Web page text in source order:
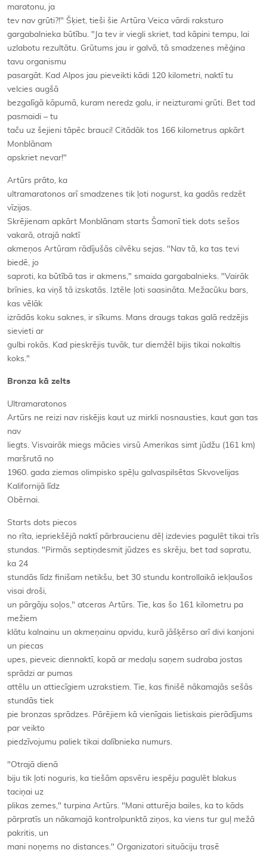
maratonu, ja
tev nav grūti?!" Šķiet, tieši šie Artūra Veica vārdi raksturo
gargabalnieka būtību. "Ja tev ir viegli skriet, tad kāpini tempu, lai
uzlabotu rezultātu. Grūtums jau ir galvā, tā smadzenes mēģina
tavu organismu
pasargāt. Kad Alpos jau pieveikti kādi 120 kilometri, naktī tu
velcies augšā
bezgalīgā kāpumā, kuram neredz galu, ir neizturami grūti. Bet tad
pasmaidi – tu
taču uz šejieni tāpēc brauci! Citādāk tos 166 kilometrus apkārt
Monblānam
apskriet nevar!"
Artūrs prāto, ka
ultramaratonos arī smadzenes tik ļoti nogurst, ka gadās redzēt
vīzijas.
Skrējienam apkārt Monblānam starts Šamonī tiek dots sešos
vakarā, otrajā naktī
akmeņos Artūram rādījušās cilvēku sejas. "Nav tā, ka tas tevi
biedē, jo
saproti, ka būtībā tas ir akmens," smaida gargabalnieks. "Vairāk
brīnies, ka viņš tā izskatās. Iztēle ļoti saasināta. Mežacūku bars,
kas vēlāk
izrādās koku saknes, ir sīkums. Mans draugs takas galā redzējis
sievieti ar
gulbi rokās. Kad pieskrējis tuvāk, tur diemžēl bijis tikai nokaltis
koks."
Bronza kā zelts
Ultramaratonos
Artūrs ne reizi nav riskējis kaut uz mirkli nosnausties, kaut gan tas
nav
liegts. Visvairāk miegs mācies virsū Amerikas simt jūdžu (161 km)
maršrutā no
1960. gada ziemas olimpisko spēļu galvaspilsētas Skvovelijas
Kalifornijā līdz
Obērnai.
Starts dots piecos
no rīta, iepriekšējā naktī pārbraucienu dēļ izdevies pagulēt tikai trīs
stundas. "Pirmās septiņdesmit jūdzes es skrēju, bet tad sapratu,
ka 24
stundās līdz finišam netikšu, bet 30 stundu kontrollaikā iekļaušos
visai droši,
un pārgāju soļos," atceras Artūrs. Tie, kas šo 161 kilometru pa
mežiem
klātu kalnainu un akmeņainu apvidu, kurā jāšķērso arī divi kanjoni
un piecas
upes, pieveic diennaktī, kopā ar medaļu saņem sudraba jostas
sprādzi ar pumas
attēlu un attiecīgiem uzrakstiem. Tie, kas finišē nākamajās sešās
stundās tiek
pie bronzas sprādzes. Pārējiem kā vienīgais lietiskais pierādījums
par veikto
piedzīvojumu paliek tikai dalībnieka numurs.
"Otrajā dienā
biju tik ļoti noguris, ka tiešām apsvēru iespēju pagulēt blakus
taciņai uz
plikas zemes," turpina Artūrs. "Mani atturēja bailes, ka to kāds
pārpratīs un nākamajā kontrolpunktā ziņos, ka viens tur guļ mežā
pakritis, un
mani noņems no distances." Organizatori situāciju trasē